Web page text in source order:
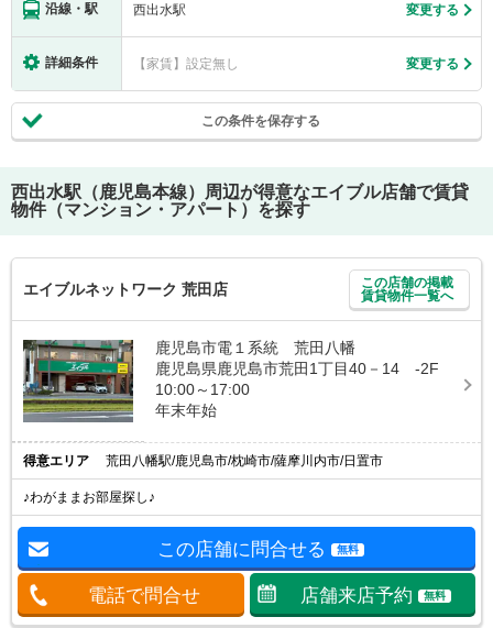
沿線・駅 西出水駅 変更する
詳細条件 【家賃】設定無し 変更する
この条件を保存する
西出水駅（鹿児島本線）
周辺が得意なエイブル店舗で賃貸
物件（マンション・アパート）を探す
エイブルネットワーク 荒田店
この店舗の掲載
賃貸物件一覧へ
鹿児島市電１系統 荒田八幡
鹿児島県鹿児島市荒田1丁目40－14 -2F
10:00～17:00
年末年始
得意エリア 荒田八幡駅/鹿児島市/枕崎市/薩摩川内市/日置市
♪わがままお部屋探し♪
この店舗に問合せる 無料
電話で問合せ 店舗来店予約 無料